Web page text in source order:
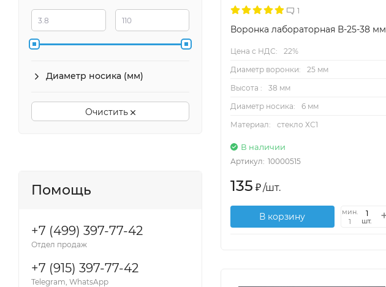
Диаметр носика (мм)
Очистить
Помощь
+7 (499) 397-77-42
Отдел продаж
+7 (915) 397-77-42
Telegram, WhatsApp
1
Воронка лабораторная В-25-38 мм
Цена с НДС:
22%
Диаметр воронки:
25 мм
Высота :
38 мм
Диаметр носика:
6 мм
Материал:
стекло ХС1
В наличии
Артикул: 10000515
135 ₽/шт.
В корзину
мин.
1
шт.